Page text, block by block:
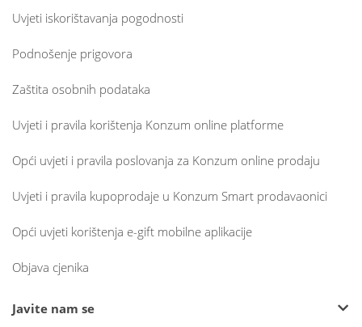
Uvjeti iskorištavanja pogodnosti
Podnošenje prigovora
Zaštita osobnih podataka
Uvjeti i pravila korištenja Konzum online platforme
Opći uvjeti i pravila poslovanja za Konzum online prodaju
Uvjeti i pravila kupoprodaje u Konzum Smart prodavaonici
Opći uvjeti korištenja e-gift mobilne aplikacije
Objava cjenika
Javite nam se